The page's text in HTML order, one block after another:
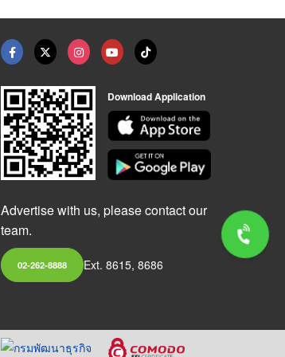
Download Application
Advertise with us, please contact our
team.
02-262-8888 Ext. 8615, 8686